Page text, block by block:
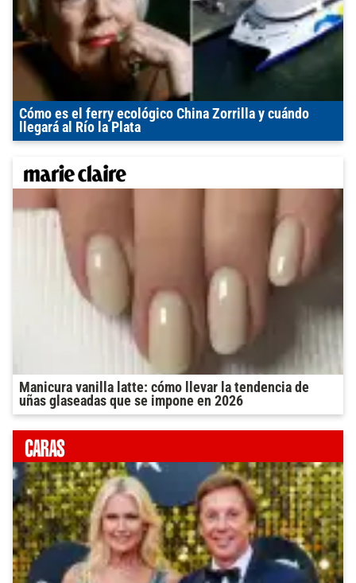
Cómo es el ferry ecológico China Zorrilla y cuándo
llegará al Río la Plata
Manicura vanilla latte: cómo llevar la tendencia de
uñas glaseadas que se impone en 2026